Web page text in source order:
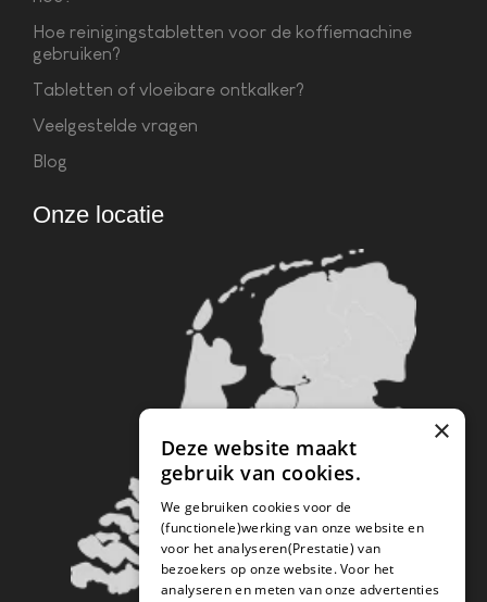
Hoe reinigingstabletten voor de koffiemachine
gebruiken?
Tabletten of vloeibare ontkalker?
Veelgestelde vragen
Blog
Onze locatie
×
Deze website maakt
gebruik van cookies.
We gebruiken cookies voor de
(functionele)werking van onze website en
voor het analyseren(Prestatie) van
bezoekers op onze website. Voor het
analyseren en meten van onze advertenties